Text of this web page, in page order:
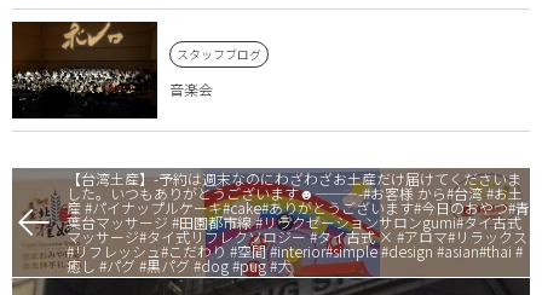
スタッフブログ
音楽会
【台湾土産】-予約は週末なのにわざわざお土産だけ届けてくださいま
した。いつもありがとうございます☻———-#お客様 から#台湾 #お土
産 #パイナップルケーキ#cake#ありがとうございます#今日のおやつ#青
葉台マッサージ #田園都市線 #リラクゼーションサロンgumi#タイ古式
マッサージ#タイ式リフレクソロジー #タイ古式 × #アロマ#リラックス
#リフレッシュ#こだわり #空間 #interior#simple #design #asian#thai #
癒し #パグ #黒パグ #dog #pug #犬